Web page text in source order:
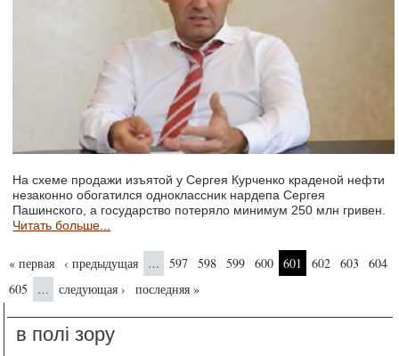
На схеме продажи изъятой у Сергея Курченко краденой нефти
незаконно обогатился одноклассник нардепа Сергея
Пашинского, а государство потеряло минимум 250 млн гривен.
Читать больше...
Страницы
« первая ‹ предыдущая … 597 598 599 600 601 602 603
604
605
… следующая › последняя »
в полі зору